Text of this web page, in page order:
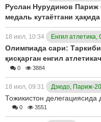
Руслан Нурудинов
медаль кутаётгани
18 июл, 10:34 Енгил
Олимпиада сари:
қисқарган енгил
0 3884
18 июл, 09:31 Дзюдо, Париж-
Тожикистон
0 3551